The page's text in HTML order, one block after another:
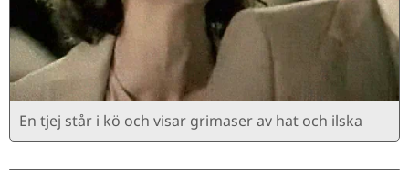
En tjej står i kö och visar grimaser av hat och ilska